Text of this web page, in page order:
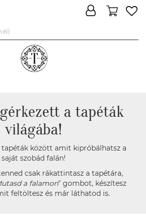
a tapéták
világába!
tapéták között amit kipróbálhatsz a
saját szobád falán!
csak rákattintasz a tapétára,
a falamon" gombot, készítesz
feltöltesz és már láthatod is.